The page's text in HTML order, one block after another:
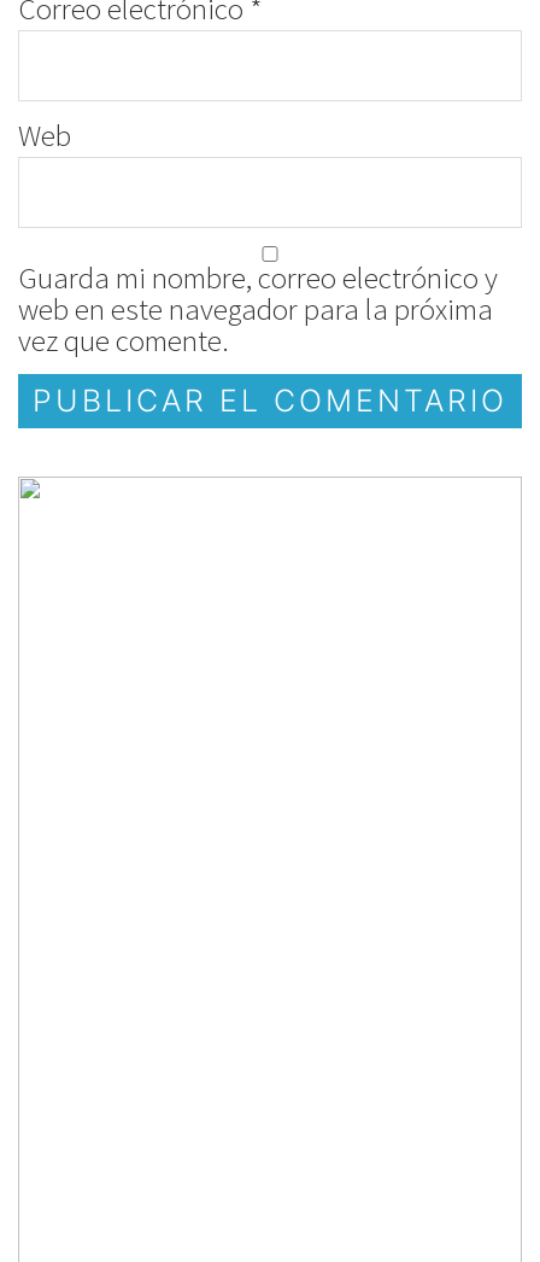
Correo electrónico *
Web
Guarda mi nombre, correo electrónico y
web en este navegador para la próxima
vez que comente.